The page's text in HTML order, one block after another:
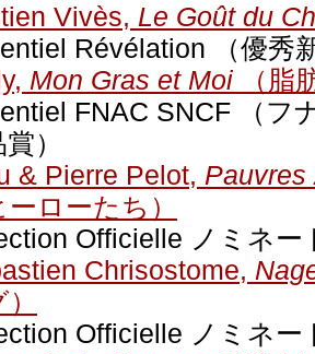
Vivès, Le Goût du
Révélation （優秀
Mon Gras et Moi （脂
FNAC SNCF （フ
）
& Pierre Pelot, Pauvres
ーローたち）
Officielle ノミネー
Chrisostome,
Officielle ノミネー